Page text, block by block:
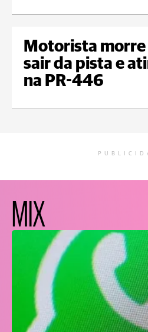
Motorista morre
sair da pista e
na PR-446
MIX